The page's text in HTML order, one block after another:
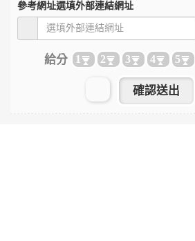
參考網址選填外部連結網址
給分 1 2 3 4 5